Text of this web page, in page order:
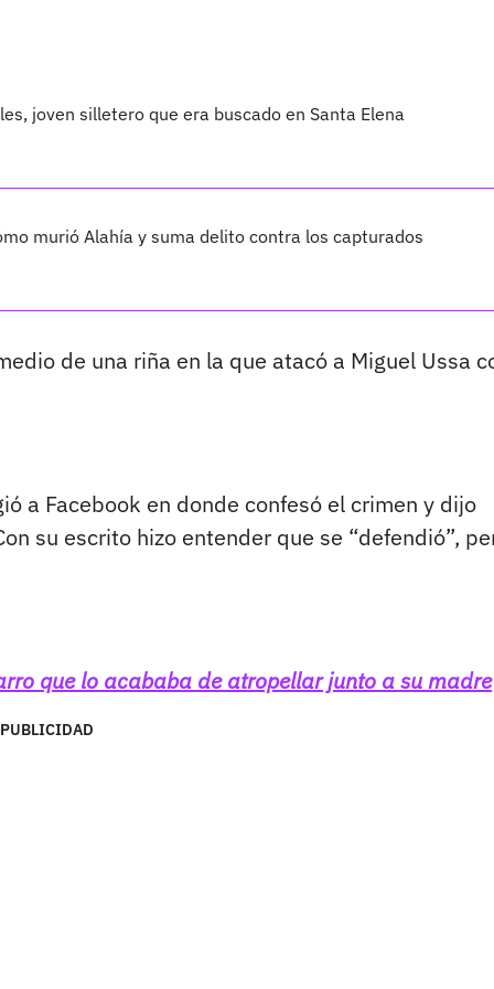
joven silletero que era buscado en Santa Elena
murió Alahía y suma delito contra los capturados
de una riña en la que atacó a Miguel Ussa
a Facebook en donde confesó el crimen y dijo
su escrito hizo entender que se “defendió”,
que lo acababa de atropellar junto a su madre
PUBLICIDAD